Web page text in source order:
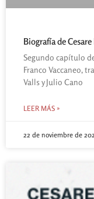
Biografía de
Segundo capítulo
Franco Vaccaneo,
Valls y Julio Cano
LEER MÁS »
22 de noviembre de